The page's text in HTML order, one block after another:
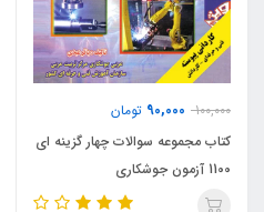
100,000
90,000 تومان
کتاب مجموعه سوالات چهار گزینه ای
1100 آزمون جوشکاری